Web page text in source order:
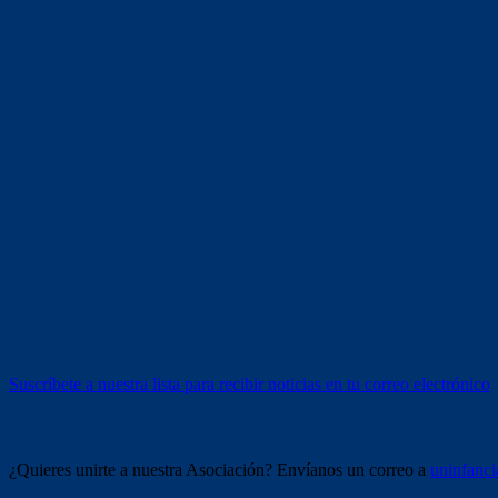
Suscríbete a nuestra lista para recibir noticias en tu correo electrónico
¿Quieres unirte a nuestra Asociación? Envíanos un correo a